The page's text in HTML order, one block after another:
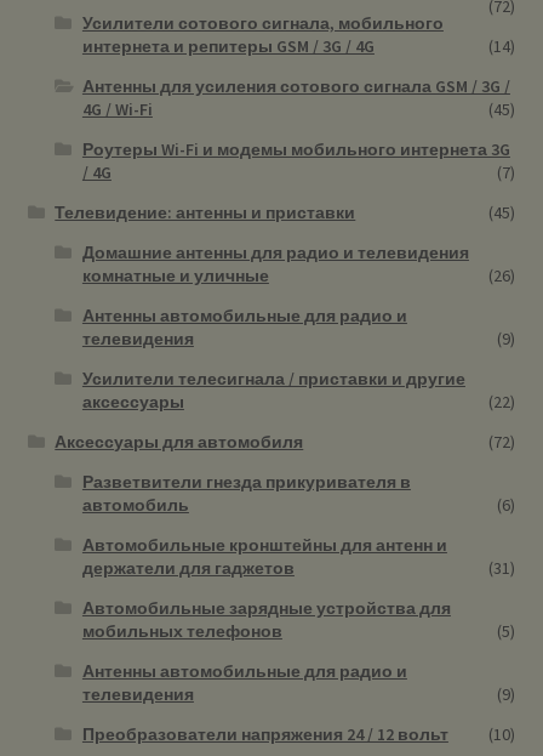
(72)
Усилители сотового сигнала, мобильного
интернета и репитеры GSM / 3G / 4G
(14)
Антенны для усиления сотового сигнала GSM / 3G /
4G / Wi-Fi
(45)
Роутеры Wi-Fi и модемы мобильного интернета 3G
/ 4G
(7)
Телевидение: антенны и приставки
(45)
Домашние антенны для радио и телевидения
комнатные и уличные
(26)
Антенны автомобильные для радио и
телевидения
(9)
Усилители телесигнала / приставки и другие
аксессуары
(22)
Аксессуары для автомобиля
(72)
Разветвители гнезда прикуривателя в
автомобиль
(6)
Автомобильные кронштейны для антенн и
держатели для гаджетов
(31)
Автомобильные зарядные устройства для
мобильных телефонов
(5)
Антенны автомобильные для радио и
телевидения
(9)
Преобразователи напряжения 24 / 12 вольт
(10)